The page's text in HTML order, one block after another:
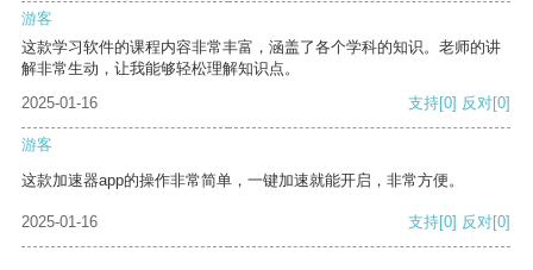
游客
这款学习软件的课程内容非常丰富，涵盖了各个学科的知识。老师的讲
解非常生动，让我能够轻松理解知识点。
2025-01-16
支持[0] 反对[0]
游客
这款加速器app的操作非常简单，一键加速就能开启，非常方便。
2025-01-16 支持[0] 反对[0]